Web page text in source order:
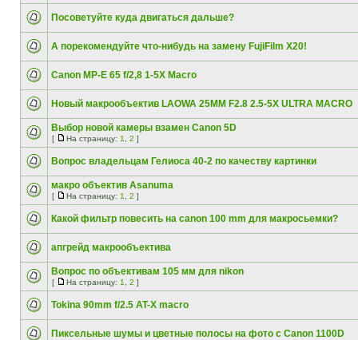
Посоветуйте куда двигаться дальше?
А порекомендуйте что-нибудь на замену FujiFilm X20!
Canon MP-E 65 f/2,8 1-5Х Macro
Новый макрообъектив LAOWA 25MM F2.8 2.5-5X ULTRA MACRO
Выбор новой камеры взамен Canon 5D
[ На страницу: 1 2 ]
Вопрос владельцам Гелиоса 40-2 по качеству картинки
макро объектив Asanuma
[ На страницу: 1 2 ]
Какой фильтр повесить на canon 100 mm для макросьемки?
апгрейд макрообъектива
Вопрос по объективам 105 мм для nikon
[ На страницу: 1 2 ]
Tokina 90mm f/2.5 AT-X macro
Пиксельные шумы и цветные полосы на фото с Canon 1100D